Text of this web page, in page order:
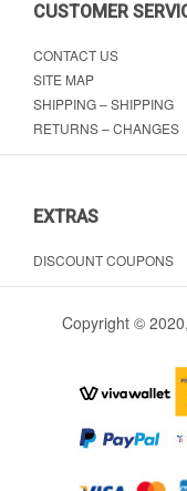
CUSTOMER
CONTACT US
SITE MAP
SHIPPING – SHIPPING
RETURNS – CHANGES
EXTRAS
DISCOUNT COUPONS
Copyright ©